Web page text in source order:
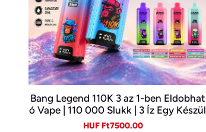
Bang Legend 110K 3 az 1-ben Eldobhat
ó Vape | 110 000 Slukk | 3 Íz Egy Készül
ékben | Digitális Kijelző | Type-C
Sale
HUF Ft7500.00